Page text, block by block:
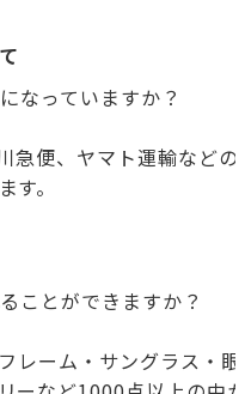
なっていますか？
急便、ヤマト運輸などの
。
ことができますか？
レーム・サングラス・